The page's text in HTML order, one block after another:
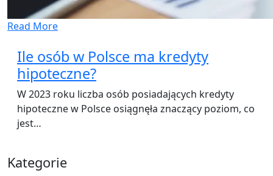
Read More
Ile osób w Polsce ma kredyty
hipoteczne?
W 2023 roku liczba osób posiadających kredyty
hipoteczne w Polsce osiągnęła znaczący poziom, co
jest…
Kategorie